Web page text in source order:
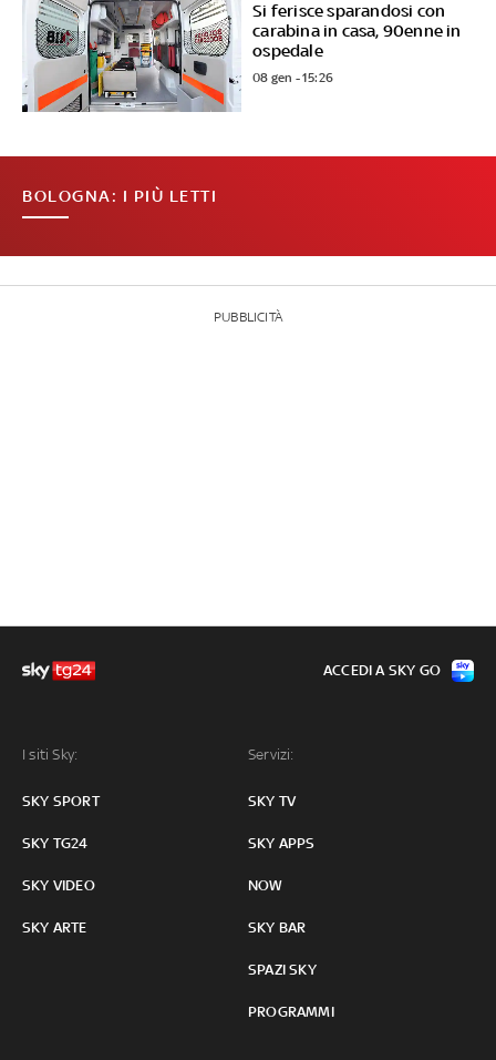
Si ferisce sparandosi con
carabina in casa, 90enne in
ospedale
08 gen - 15:26
BOLOGNA: I PIÙ LETTI
PUBBLICITÀ
I siti Sky:
SKY SPORT
SKY TG24
SKY VIDEO
SKY ARTE
Servizi:
SKY TV
SKY APPS
NOW
SKY BAR
SPAZI SKY
PROGRAMMI
ACCEDI A SKY GO